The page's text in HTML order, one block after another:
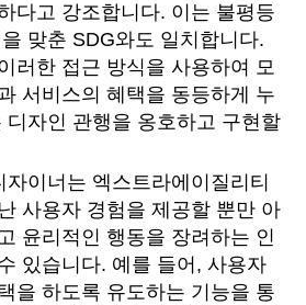
다고 강조합니다. 이는 불평등
맞춘 SDG와도 일치합니다.
러한 접근 방식을 사용하여 모
서비스의 혜택을 동등하게 누
디자인 관행을 옹호하고 구현할
자이너는 엑스트라에이질리티
사용자 경험을 제공할 뿐만 아
윤리적인 행동을 장려하는 인
있습니다. 예를 들어, 사용자
을 하도록 유도하는 기능을 통